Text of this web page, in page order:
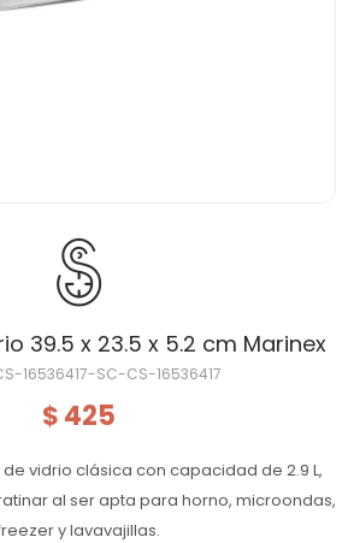
39.5 x 23.5 x 5.2 cm Marinex
16536417-SC-CS-16536417
$ 425
vidrio clásica con capacidad de 2.9 L,
al ser apta para horno, microondas,
y lavavajillas.